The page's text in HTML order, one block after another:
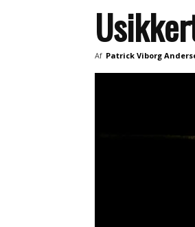
Af Patrick Viborg